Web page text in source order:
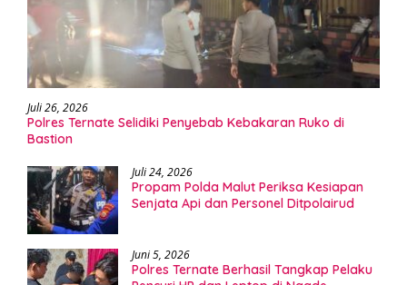
Juli 26, 2026
Polres Ternate Selidiki Penyebab Kebakaran Ruko di
Bastion
Juli 24, 2026
Propam Polda Malut Periksa Kesiapan
Senjata Api dan Personel Ditpolairud
Juni 5, 2026
Polres Ternate Berhasil Tangkap Pelaku